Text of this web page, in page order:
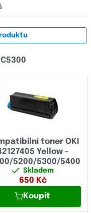
toner OKI
Yellow -
5200/5300/5400
Skladem
650 Kč
Koupit